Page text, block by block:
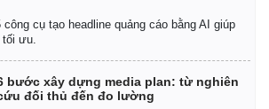
Vũ khí
cụ tạo headline quảng cáo bằng AI giúp
ưu.
bước xây dựng media plan: từ nghiên
đối thủ đến đo lường